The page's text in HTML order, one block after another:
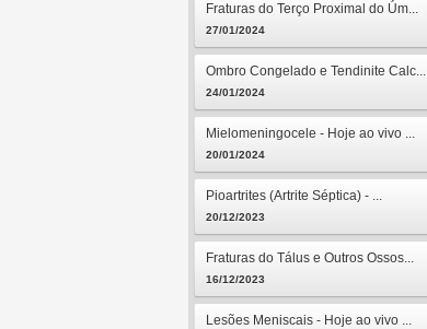
Fraturas do Terço Proximal do Úm...
27/01/2024
Ombro Congelado e Tendinite Calc...
24/01/2024
Mielomeningocele - Hoje ao vivo ...
20/01/2024
Pioartrites (Artrite Séptica) - ...
20/12/2023
Fraturas do Tálus e Outros Ossos...
16/12/2023
Lesões Meniscais - Hoje ao vivo ...